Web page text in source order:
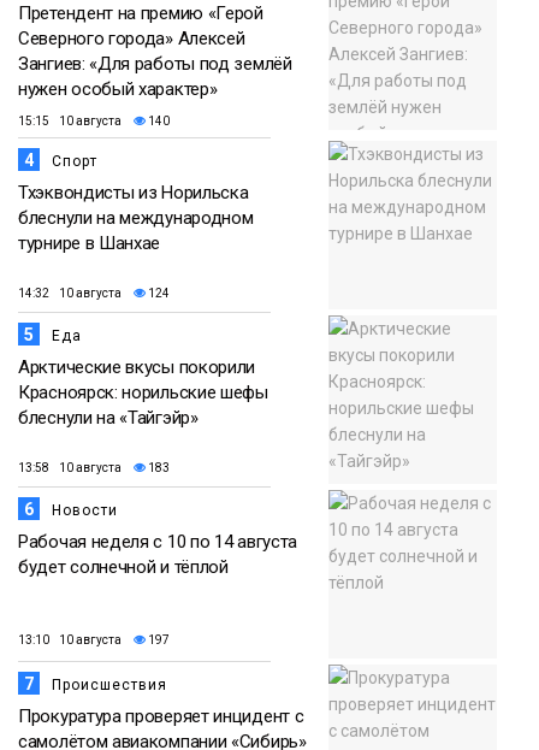
Претендент на премию «Герой
Северного города» Алексей
Зангиев: «Для работы под землёй
нужен особый характер»
15:15 10 августа 140
4 Спорт
Тхэквондисты из Норильска
блеснули на международном
турнире в Шанхае
14:32 10 августа 124
5 Еда
Арктические вкусы покорили
Красноярск: норильские шефы
блеснули на «Тайгэйр»
13:58 10 августа 183
6 Новости
Рабочая неделя с 10 по 14 августа
будет солнечной и тёплой
13:10 10 августа 197
7 Происшествия
Прокуратура проверяет инцидент с
самолётом авиакомпании «Сибирь»